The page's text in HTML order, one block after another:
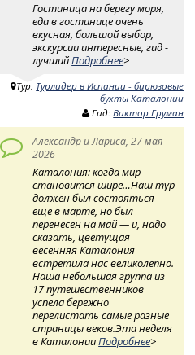
Гостиница на берегу моря,
еда в гостинице очень
вкусная, большой выбор,
экскурсии интересные, гид -
лучшийПодробнее>
Тур: Турлидер в Испании - бирюзовые
бухты Каталонии
Гид:Виктор Груман
Александр и Лариса, 27 мая
2026
Каталония: когда мир
становится шире… ​Наш тур
должен был состояться
еще в марте, но был
перенесен на май — и, надо
сказать, цветущая
весенняя Каталония
встретила нас великолепно.
Наша небольшая группа из
17 путешественников
успела бережно
перелистать самые разные
страницы веков. ​Эта неделя
в КаталонииПодробнее>